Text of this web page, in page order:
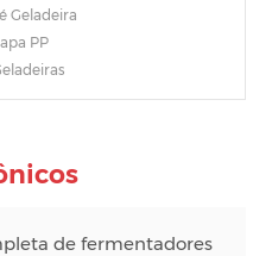
Geladeira
PP
de fermentadores